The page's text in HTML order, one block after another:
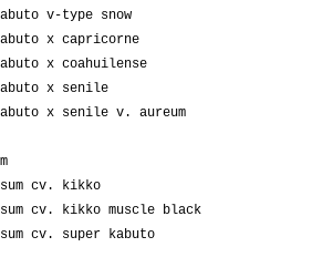
v-type snow
x capricorne
x coahuilense
x senile
x senile v. aureum
cv. kikko
cv. kikko muscle black
cv. super kabuto